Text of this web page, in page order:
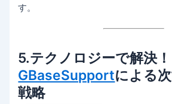
す。
5.テクノロジーで解決！
GBaseSupportによる
戦略